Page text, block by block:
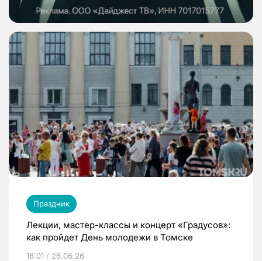
Праздник
Лекции, мастер-классы и концерт «Градусов»:
как пройдет День молодежи в Томске
18:01 / 26.06.26